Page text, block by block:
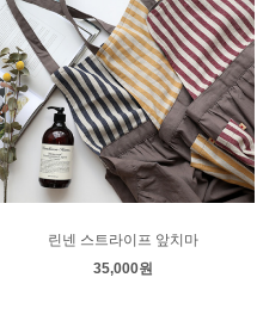
린넨 스트라이프 앞치마
35,000원